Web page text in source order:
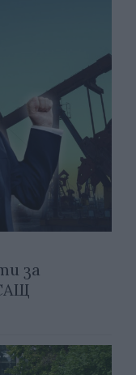
за